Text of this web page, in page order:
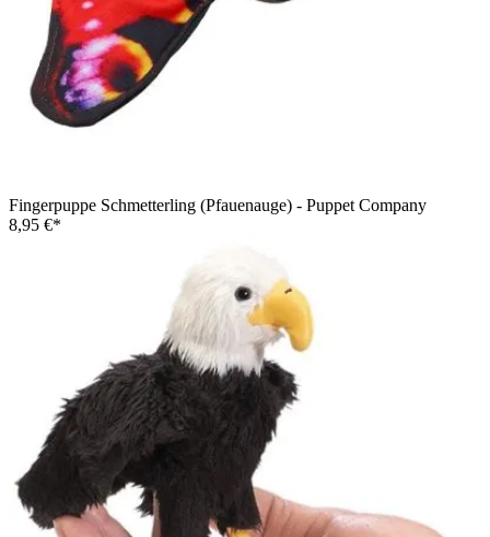
Fingerpuppe Schmetterling (Pfauenauge) - Puppet Company
8,95 €*